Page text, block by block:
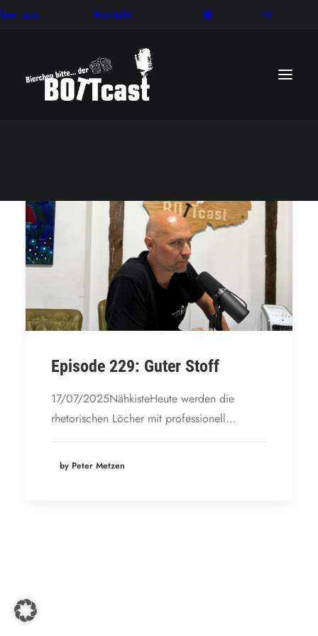
uns Kontakt
Episode 229: Guter Stoff
17/07/2025NähkisteHeute werden die
rhetorischen Löcher mit professionell…
by Peter Metzen